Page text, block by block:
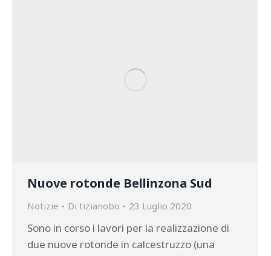
Nuove rotonde Bellinzona Sud
Notizie Di tizianobo 23 Luglio 2020
Sono in corso i lavori per la realizzazione di
due nuove rotonde in calcestruzzo (una